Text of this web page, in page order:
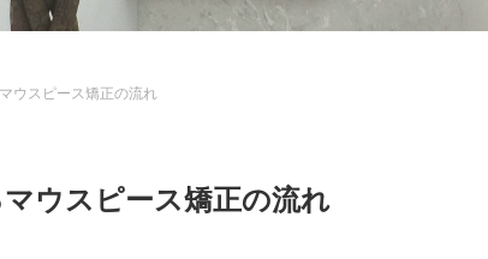
ウスピース矯正の流れ
ウスピース矯正の流れ